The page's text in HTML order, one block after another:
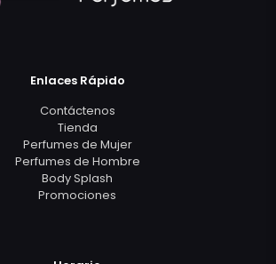
Enlaces Rápido
Contáctenos
Tienda
Perfumes de Mujer
Perfumes de Hombre
Body Splash
Promociones